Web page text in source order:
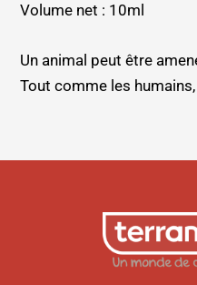
Volume net : 10ml
Un animal peut être
Tout comme les